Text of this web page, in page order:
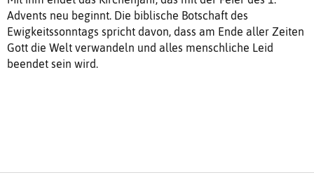
Advents neu beginnt. Die biblische Botschaft des
Ewigkeitssonntags spricht davon, dass am Ende aller Zeiten
Gott die Welt verwandeln und alles menschliche Leid
beendet sein wird.